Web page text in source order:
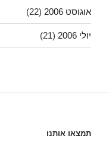
אוגוסט 2006 (22)
יולי 2006 (21)
תמצאו אותנו